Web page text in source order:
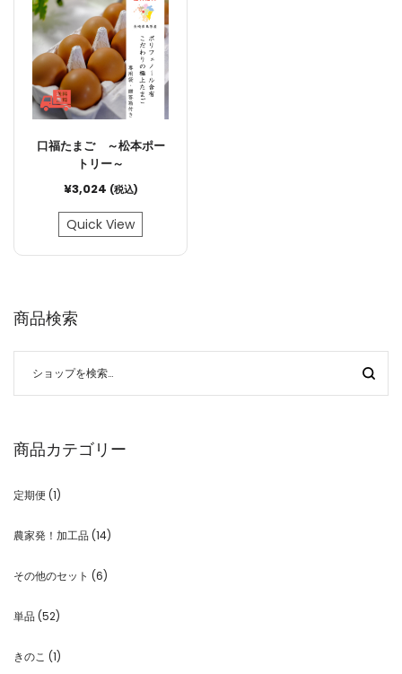
口福たまご ～松本ポー
トリー～
¥3,024 (税込)
Quick View
商品検索
商品カテゴリー
定期便 (1)
農家発！加工品 (14)
その他のセット (6)
単品 (52)
きのこ (1)